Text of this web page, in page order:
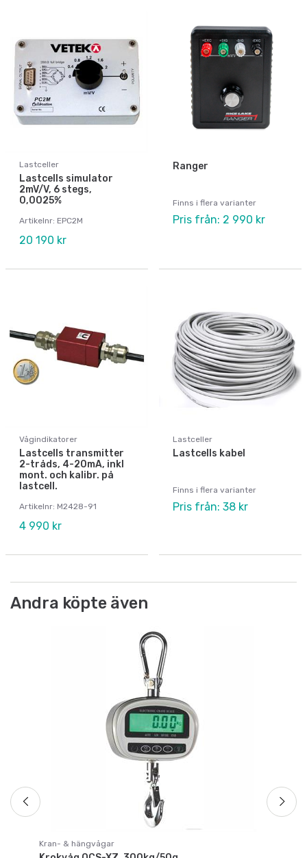
Lastceller
Lastcells simulator
2mV/V, 6 stegs,
0,0025%
Artikelnr: EPC2M
20 190 kr
Ranger
Finns i flera varianter
Pris från: 2 990 kr
Vågindikatorer
Lastcells transmitter
2-tråds, 4-20mA, inkl
mont. och kalibr. på
lastcell.
Artikelnr: M2428-91
4 990 kr
Lastceller
Lastcells kabel
Finns i flera varianter
Pris från: 38 kr
Andra köpte även
Kran- & hängvågar